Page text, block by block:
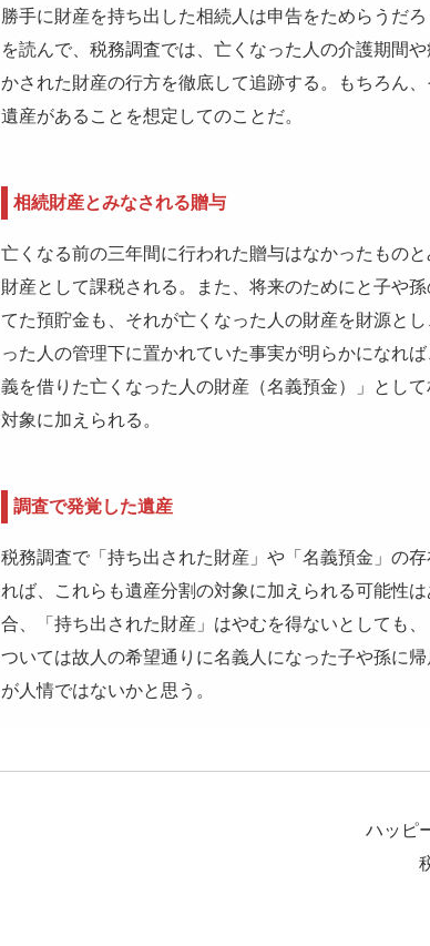
勝手に財産を持ち出した相続人は申告をためらうだ
を読んで、税務調査では、亡くなった人の介護期間
かされた財産の行方を徹底して追跡する。もちろん
遺産があることを想定してのことだ。
相続財産とみなされる贈与
亡くなる前の三年間に行われた贈与はなかったもの
財産として課税される。また、将来のためにと子や
てた預貯金も、それが亡くなった人の財産を財源と
った人の管理下に置かれていた事実が明らかになれ
義を借りた亡くなった人の財産（名義預金）」とし
対象に加えられる。
調査で発覚した遺産
税務調査で「持ち出された財産」や「名義預金」の
れば、これらも遺産分割の対象に加えられる可能性
合、「持ち出された財産」はやむを得ないとしても
ついては故人の希望通りに名義人になった子や孫に
が人情ではないかと思う。
ハッピ